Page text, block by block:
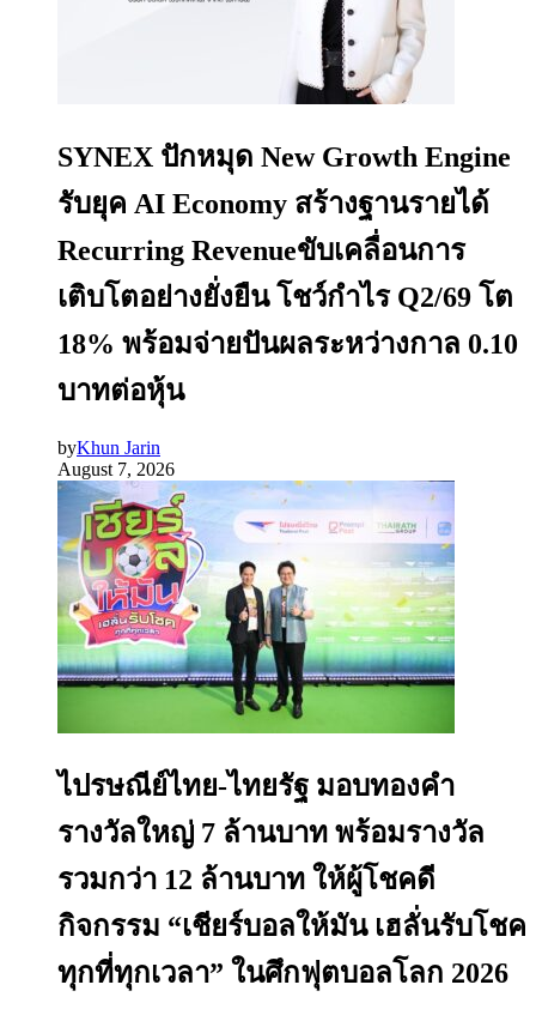
SYNEX ปักหมุด New Growth Engine
รับยุค AI Economy สร้างฐานรายได้
Recurring Revenueขับเคลื่อนการ
เติบโตอย่างยั่งยืน โชว์กำไร Q2/69 โต
18% พร้อมจ่ายปันผลระหว่างกาล 0.10
บาทต่อหุ้น
byKhun Jarin
August 7, 2026
ไปรษณีย์ไทย-ไทยรัฐ มอบทองคำ
รางวัลใหญ่ 7 ล้านบาท พร้อมรางวัล
รวมกว่า 12 ล้านบาท ให้ผู้โชคดี
กิจกรรม “เชียร์บอลให้มัน เฮลั่นรับโชค
ทุกที่ทุกเวลา” ในศึกฟุตบอลโลก 2026